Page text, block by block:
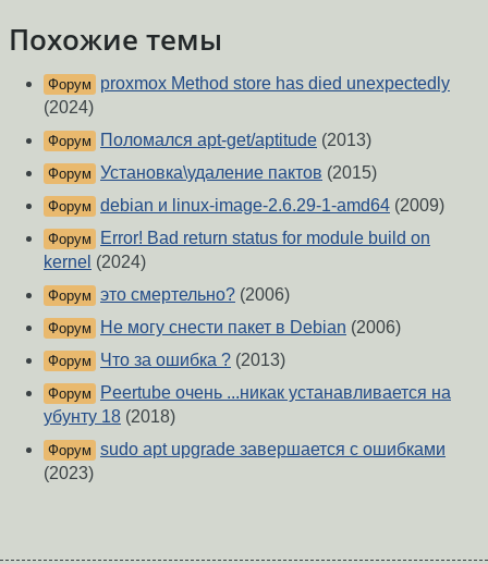
Похожие темы
Форум
proxmox Method store has died unexpectedly
(2024)
Форум Поломался apt-get/aptitude (2013)
Форум Установка\удаление пактов (2015)
Форум debian и linux-image-2.6.29-1-amd64 (2009)
Форум
Error! Bad return status for module build on
kernel (2024)
Форум это смертельно? (2006)
Форум Не могу снести пакет в Debian (2006)
Форум Что за ошибка ? (2013)
Форум
Peertube очень ...никак устанавливается на
убунту 18 (2018)
Форум sudo apt upgrade завершается с ошибками
(2023)